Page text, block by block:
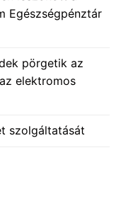
Egészségpénztár
pörgetik az
elektromos
szolgáltatását